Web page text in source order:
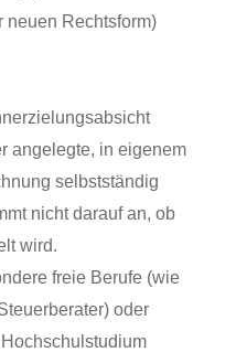
neuen Rechtsform)
angelegte, in eigenem
selbstständig
nicht darauf an, ob
wird.
freie Berufe (wie
oder